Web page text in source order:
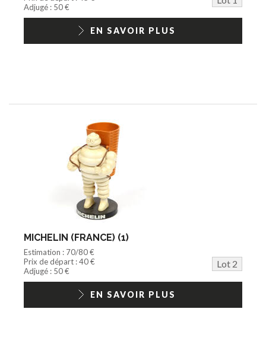
Jouets Fast Food
Trading cards
1/18ème moderne
Adjugé : 50 €
EN SAVOIR PLUS
MICHELIN (FRANCE) (1)
Estimation : 70/80 €
Prix de départ : 40 €
Lot 2
Adjugé : 50 €
EN SAVOIR PLUS